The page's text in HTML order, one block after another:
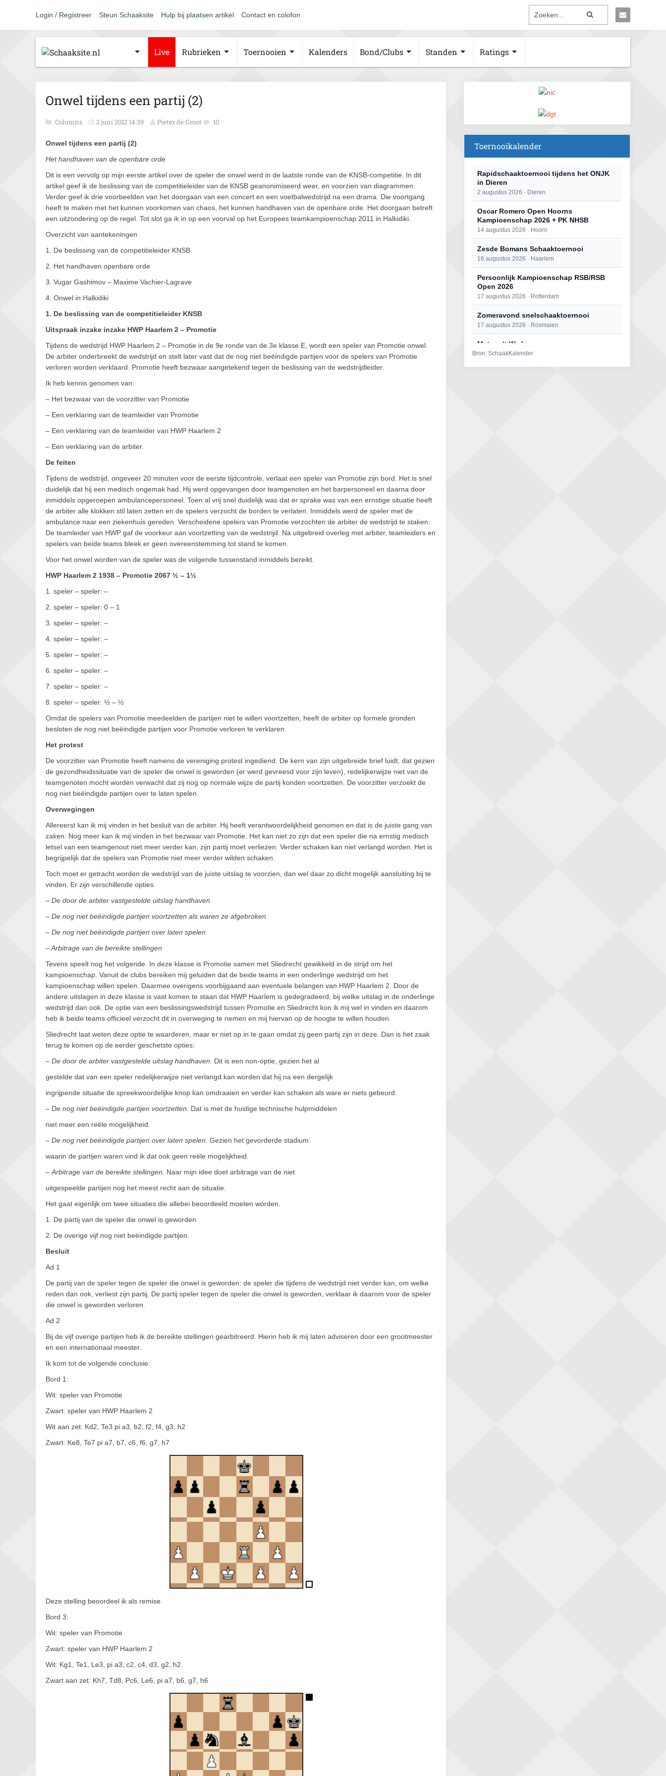
Login / Registreer Steun Schaaksite Hulp bij plaatsen artikel Contact en colofon
Live Rubrieken Toernooien Kalenders Bond/Clubs Standen Ratings
Onwel tijdens een partij (2)
Columns 2 juni 2012 14:39 Pieter de Groot 10
Onwel tijdens een partij (2)
Het handhaven van de openbare orde
Dit is een vervolg op mijn eerste artikel over de speler die onwel werd in de laatste ronde van de KNSB-competitie. In dit
artikel geef ik de beslissing van de competitieleider van de KNSB geanonimiseerd weer, en voorzien van diagrammen.
Verder geef ik drie voorbeelden van het doorgaan van een concert en een voetbalwedstrijd na een drama. Die voortgang
heeft te maken met het kunnen voorkomen van chaos, het kunnen handhaven van de openbare orde. Het doorgaan betreft
een uitzondering op de regel. Tot slot ga ik in op een voorval op het Europees teamkampioenschap 2011 in Halkidiki.
Overzicht van aantekeningen
1. De beslissing van de competitieleider KNSB
2. Het handhaven openbare orde
3. Vugar Gashimov – Maxime Vachier-Lagrave
4. Onwel in Halkidiki
1. De beslissing van de competitieleider KNSB
Uitspraak inzake inzake HWP Haarlem 2 – Promotie
Tijdens de wedstrijd HWP Haarlem 2 – Promotie in de 9e ronde van de 3e klasse E, wordt een speler van Promotie onwel.
De arbiter onderbreekt de wedstrijd en stelt later vast dat de nog niet beëindigde partijen voor de spelers van Promotie
verloren worden verklaard. Promotie heeft bezwaar aangetekend tegen de beslissing van de wedstrijdleider.
Ik heb kennis genomen van:
– Het bezwaar van de voorzitter van Promotie
– Een verklaring van de teamleider van Promotie
– Een verklaring van de teamleider van HWP Haarlem 2
– Een verklaring van de arbiter.
De feiten
Tijdens de wedstrijd, ongeveer 20 minuten voor de eerste tijdcontrole, verlaat een speler van Promotie zijn bord. Het is snel
duidelijk dat hij een medisch ongemak had. Hij werd opgevangen door teamgenoten en het barpersoneel en daarna door
inmiddels opgeroepen ambulancepersoneel. Toen al vrij snel duidelijk was dat er sprake was van een ernstige situatie heeft
de arbiter alle klokken stil laten zetten en de spelers verzocht de borden te verlaten. Inmiddels werd de speler met de
ambulance naar een ziekenhuis gereden. Verscheidene spelers van Promotie verzochten de arbiter de wedstrijd te staken.
De teamleider van HWP gaf de voorkeur aan voortzetting van de wedstrijd. Na uitgebreid overleg met arbiter, teamleiders en
spelers van beide teams bleek er geen overeenstemming tot stand te komen.
Voor het onwel worden van de speler was de volgende tussenstand inmiddels bereikt.
HWP Haarlem 2 1938 – Promotie 2067 ½ – 1½
1. speler – speler: –
2. speler – speler: 0 – 1
3. speler – speler: –
4. speler – speler: –
5. speler – speler: –
6. speler – speler: –
7. speler – speler: –
8. speler – speler: ½ – ½
Omdat de spelers van Promotie meedeelden de partijen niet te willen voortzetten, heeft de arbiter op formele gronden
besloten de nog niet beëindigde partijen voor Promotie verloren te verklaren.
Het protest
De voorzitter van Promotie heeft namens de vereniging protest ingediend. De kern van zijn uitgebreide brief luidt, dat gezien
de gezondheidssituatie van de speler die onwel is geworden (er werd gevreesd voor zijn leven), redelijkerwijze niet van de
teamgenoten mocht worden verwacht dat zij nog op normale wijze de partij konden voortzetten. De voorzitter verzoekt de
nog niet beëindigde partijen over te laten spelen.
Overwegingen
Allereerst kan ik mij vinden in het besluit van de arbiter. Hij heeft verantwoordelijkheid genomen en dat is de juiste gang van
zaken. Nog meer kan ik mij vinden in het bezwaar van Promotie. Het kan niet zo zijn dat een speler die na ernstig medisch
letsel van een teamgenoot niet meer verder kan, zijn partij moet verliezen. Verder schaken kan niet verlangd worden. Het is
begrijpelijk dat de spelers van Promotie niet meer verder wilden schaken.
Toch moet er getracht worden de wedstrijd van de juiste uitslag te voorzien, dan wel daar zo dicht mogelijk aansluiting bij te
vinden. Er zijn verschillende opties.
– De door de arbiter vastgestelde uitslag handhaven
– De nog niet beëindigde partijen voortzetten als waren ze afgebroken
– De nog niet beëindigde partijen over laten spelen
– Arbitrage van de bereikte stellingen
Tevens speelt nog het volgende. In deze klasse is Promotie samen met Sliedrecht gewikkeld in de strijd om het
kampioenschap. Vanuit de clubs bereiken mij geluiden dat de beide teams in een onderlinge wedstrijd om het
kampioenschap willen spelen. Daarmee overigens voorbijgaand aan eventuele belangen van HWP Haarlem 2. Door de
andere uitslagen in deze klasse is vast komen te staan dat HWP Haarlem is gedegradeerd, bij welke uitslag in de onderlinge
wedstrijd dan ook. De optie van een beslissingswedstrijd tussen Promotie en Sliedrecht kon ik mij wel in vinden en daarom
heb ik beide teams officieel verzocht dit in overweging te nemen en mij hiervan op de hoogte te willen houden.
Sliedrecht laat weten deze optie te waarderen, maar er niet op in te gaan omdat zij geen partij zijn in deze. Dan is het zaak
terug te komen op de eerder geschetste opties:
– De door de arbiter vastgestelde uitslag handhaven.
Dit is een non-optie, gezien het al
gestelde dat van een speler redelijkerwijze niet verlangd kan worden dat hij na een dergelijk
ingrijpende situatie de spreekwoordelijke knop kan omdraaien en verder kan schaken als ware er niets gebeurd.
– De nog niet beëindigde partijen voortzetten.
Dat is met de huidige technische hulpmiddelen
niet meer een reële mogelijkheid.
– De nog niet beëindigde partijen over laten spelen. Gezien het gevorderde stadium
waarin de partijen waren vind ik dat ook geen reële mogelijkheid.
– Arbitrage van de bereikte stellingen.
Naar mijn idee doet arbitrage van de niet
uitgespeelde partijen nog het meest recht aan de situatie.
Het gaat eigenlijk om twee situaties die allebei beoordeeld moeten worden.
1. De partij van de speler die onwel is geworden
2. De overige vijf nog niet beëindigde partijen.
Besluit
Ad 1
De partij van de speler tegen de speler die onwel is geworden: de speler die tijdens de wedstrijd niet verder kan, om welke
reden dan ook, verliest zijn partij. De partij speler tegen de speler die onwel is geworden, verklaar ik daarom voor de speler
die onwel is geworden verloren.
Ad 2
Bij de vijf overige partijen heb ik de bereikte stellingen gearbitreerd. Hierin heb ik mij laten adviseren door een grootmeester
en een internationaal meester.
Ik kom tot de volgende conclusie:
Bord 1:
Wit: speler van Promotie
Zwart: speler van HWP Haarlem 2
Wit aan zet: Kd2, Te3 pi a3, b2, f2, f4, g3, h2
Zwart: Ke8, Te7 pi a7, b7, c6, f6, g7, h7
Deze stelling beoordeel ik als remise.
Bord 3:
Wit: speler van Promotie
Zwart: speler van HWP Haarlem 2
Wit: Kg1, Te1, Le3, pi a3, c2, c4, d3, g2, h2
Zwart aan zet: Kh7, Td8, Pc6, Le6, pi a7, b6, g7, h6
Toernooikalender
Rapidschaaktoernooi tijdens het ONJK
in Dieren
2 augustus 2026 · Dieren
Oscar Romero Open Hoorns
Kampioenschap 2026 + PK NHSB
14 augustus 2026 · Hoorn
Zesde Bomans Schaaktoernooi
16 augustus 2026 · Haarlem
Persoonlijk Kampioenschap RSB/RSB
Open 2026
17 augustus 2026 · Rotterdam
Zomeravond snelschaaktoernooi
17 augustus 2026 · Rosmalen
Mat op ‘t Wad
22 augustus 2026 · Den Burg, Texel
Bron: SchaakKalender